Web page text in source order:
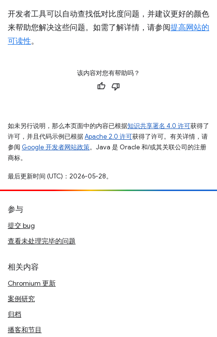
开发者工具可以自动查找低对比度问题，并建议更好的颜色
来帮助您解决这些问题。如需了解详情，请参阅提高网站的
可读性。
该内容对您有帮助吗？
如未另行说明，那么本页面中的内容已根据知识共享署名 4.0 许可获得了
许可，并且代码示例已根据Apache 2.0 许可获得了许可。有关详情，请
参阅 Google 开发者网站政策。Java 是 Oracle 和/或其关联公司的注册
商标。
最后更新时间 (UTC)：2026-05-28。
参与
提交 bug
查看未处理完毕的问题
相关内容
Chromium 更新
案例研究
归档
播客和节目